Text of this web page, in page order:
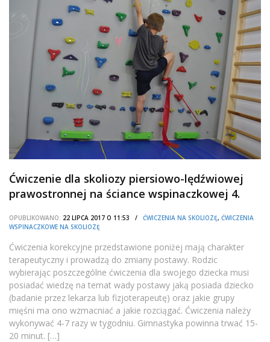
Ćwiczenie dla skoliozy piersiowo-lędźwiowej
prawostronnej na ściance wspinaczkowej 4.
OPUBLIKOWANO: 22 LIPCA 2017 O 11:53 / ĆWICZENIA NA SKOLIOZĘ, ĆWICZENIA
WSPINACZKOWE NA SKOLIOZĘ
Ćwiczenia korekcyjne przedstawione poniżej mają charakter
terapeutyczny i prowadzą do zmiany postawy. Rodzic
wybierając poszczególne ćwiczenia dla swojego dziecka musi
posiadać wiedzę na temat wady postawy jaką posiada dziecko
(badanie przez lekarza lub fizjoterapeutę) oraz jakie grupy
mięśni ma ono wzmacniać a jakie rozciągać. Ćwiczenia należy
wykonywać 4-7 razy w tygodniu. Gimnastyka powinna trwać 15-
20 minut. […]